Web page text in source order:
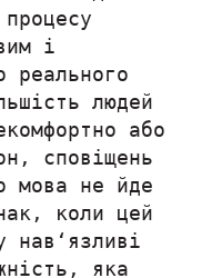
і
реального
людей
або
сповіщень
мова не йде
коли цей
нав‘язливі
яка